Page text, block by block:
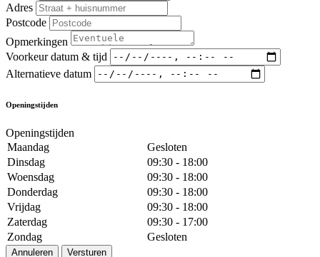
Adres
Postcode
Opmerkingen
Voorkeur datum & tijd
Alternatieve datum
Openingstijden
Openingstijden
Maandag
Gesloten
Dinsdag
09:30 - 18:00
Woensdag
09:30 - 18:00
Donderdag
09:30 - 18:00
Vrijdag
09:30 - 18:00
Zaterdag
09:30 - 17:00
Zondag
Gesloten
Annuleren Versturen